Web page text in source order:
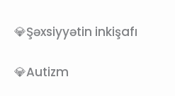
💎Şəxsiyyətin inkişafı
💎Autizm